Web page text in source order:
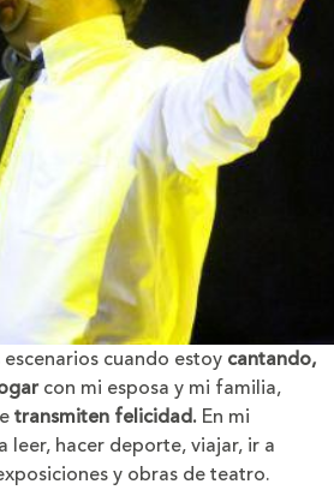
cuando estoy cantando,
con mi esposa y mi familia,
transmiten felicidad. En mi
leer, hacer deporte, viajar, ir a
y obras de teatro.